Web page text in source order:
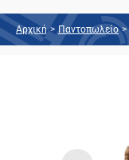
Αρχική > Παντοπωλείο >